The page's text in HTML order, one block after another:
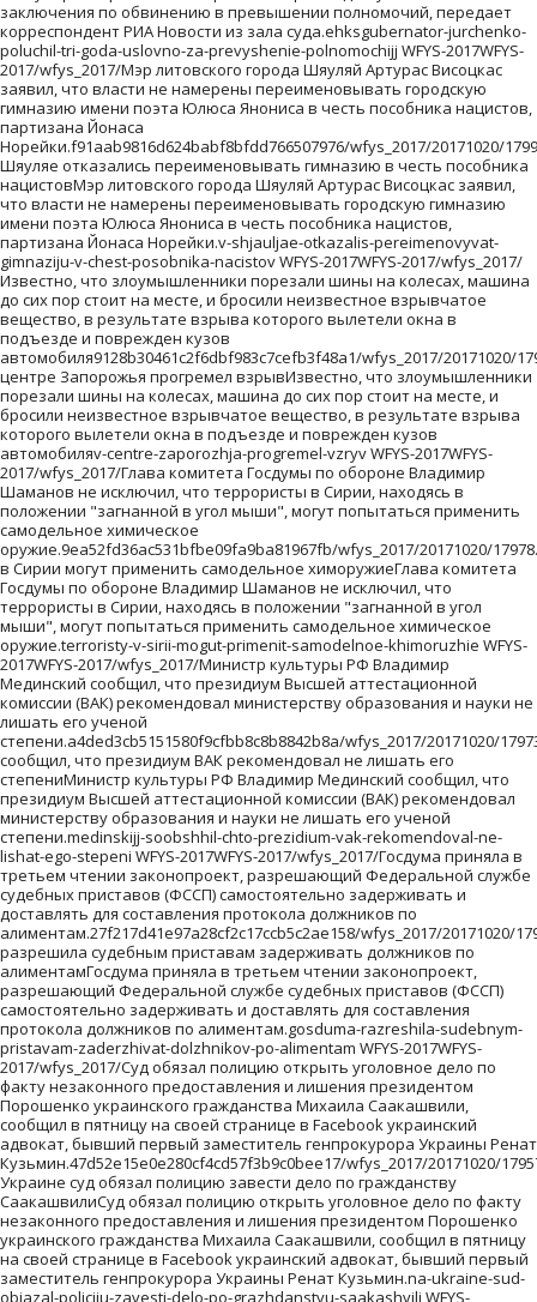
евышении полномочий, передает
корреспондент РИА Новости из зала суда.ehksgubernator-jurchenko-
poluchil-tri-goda-uslovno-za-prevyshenie-polnomochijj WFYS-2017WFYS-
2017/wfys_2017/Мэр литовского города Шяуляй Артурас Висоцкас
заявил, что власти не намерены переименовывать городскую
гимназию имени поэта Юлюса Янониса в честь пособника нацистов,
партизана Йонаса
Норейки.f91aab9816d624babf8bfdd766507976/wfys_2017/20171020/
Шяуляе отказались переименовывать гимназию в честь пособника
нацистовМэр литовского города Шяуляй Артурас Висоцкас заявил,
что власти не намерены переименовывать городскую гимназию
имени поэта Юлюса Янониса в честь пособника нацистов,
партизана Йонаса Норейки.v-shjauljae-otkazalis-pereimenovyvat-
gimnaziju-v-chest-posobnika-nacistov WFYS-2017WFYS-2017/wfys_2017/
Известно, что злоумышленники порезали шины на колесах, машина
до сих пор стоит на месте, и бросили неизвестное взрывчатое
вещество, в результате взрыва которого вылетели окна в
подъезде и поврежден кузов
автомобиля9128b30461c2f6dbf983c7cefb3f48a1/wfys_2017/20171020/
центре Запорожья прогремел взрывИзвестно, что злоумышленники
порезали шины на колесах, машина до сих пор стоит на месте, и
бросили неизвестное взрывчатое вещество, в результате взрыва
которого вылетели окна в подъезде и поврежден кузов
автомобиляv-centre-zaporozhja-progremel-vzryv WFYS-2017WFYS-
2017/wfys_2017/Глава комитета Госдумы по обороне Владимир
Шаманов не исключил, что террористы в Сирии, находясь в
положении "загнанной в угол мыши", могут попытаться применить
самодельное химическое
оружие.9ea52fd36ac531bfbe09fa9ba81967fb/wfys_2017/20171020/
в Сирии могут применить самодельное химоружиеГлава комитета
Госдумы по обороне Владимир Шаманов не исключил, что
террористы в Сирии, находясь в положении "загнанной в угол
мыши", могут попытаться применить самодельное химическое
оружие.terroristy-v-sirii-mogut-primenit-samodelnoe-khimoruzhie WFYS-
2017WFYS-2017/wfys_2017/Министр культуры РФ Владимир
Мединский сообщил, что президиум Высшей аттестационной
комиссии (ВАК) рекомендовал министерству образования и науки не
лишать его ученой
степени.a4ded3cb5151580f9cfbb8c8b8842b8a/wfys_2017/20171020/
сообщил, что президиум ВАК рекомендовал не лишать его
степениМинистр культуры РФ Владимир Мединский сообщил, что
президиум Высшей аттестационной комиссии (ВАК) рекомендовал
министерству образования и науки не лишать его ученой
степени.medinskijj-soobshhil-chto-prezidium-vak-rekomendoval-ne-
lishat-ego-stepeni WFYS-2017WFYS-2017/wfys_2017/Госдума приняла в
третьем чтении законопроект, разрешающий Федеральной службе
судебных приставов (ФССП) самостоятельно задерживать и
доставлять для составления протокола должников по
алиментам.27f217d41e97a28cf2c17ccb5c2ae158/wfys_2017/20171020/
разрешила судебным приставам задерживать должников по
алиментамГосдума приняла в третьем чтении законопроект,
разрешающий Федеральной службе судебных приставов (ФССП)
самостоятельно задерживать и доставлять для составления
протокола должников по алиментам.gosduma-razreshila-sudebnym-
pristavam-zaderzhivat-dolzhnikov-po-alimentam WFYS-2017WFYS-
2017/wfys_2017/Суд обязал полицию открыть уголовное дело по
факту незаконного предоставления и лишения президентом
Порошенко украинского гражданства Михаила Саакашвили,
сообщил в пятницу на своей странице в Facebook украинский
адвокат, бывший первый заместитель генпрокурора Украины Ренат
Кузьмин.47d52e15e0e280cf4cd57f3b9c0bee17/wfys_2017/20171020/
Украине суд обязал полицию завести дело по гражданству
СаакашвилиСуд обязал полицию открыть уголовное дело по факту
незаконного предоставления и лишения президентом Порошенко
украинского гражданства Михаила Саакашвили, сообщил в пятницу
на своей странице в Facebook украинский адвокат, бывший первый
заместитель генпрокурора Украины Ренат Кузьмин.na-ukraine-sud-
objazal-policiju-zavesti-delo-po-grazhdanstvu-saakashvili WFYS-